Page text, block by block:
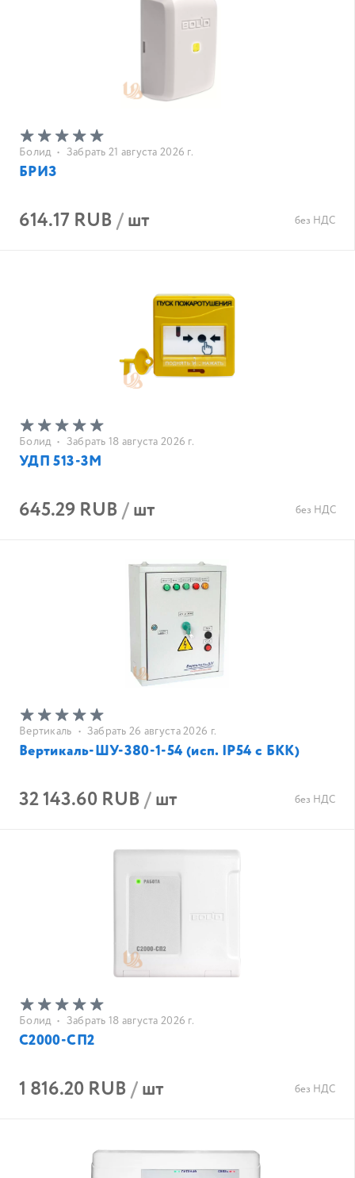
Болид • Забрать 21 августа 2026 г.
БРИЗ
614.17 RUB/шт без НДС
Болид • Забрать 18 августа 2026 г.
УДП 513-3М
645.29 RUB/шт без НДС
Вертикаль • Забрать 26 августа 2026 г.
Вертикаль-ШУ-380-1-54 (исп. IP54 с БКК)
32 143.60 RUB/шт без НДС
Болид • Забрать 18 августа 2026 г.
С2000-СП2
1 816.20 RUB/шт без НДС